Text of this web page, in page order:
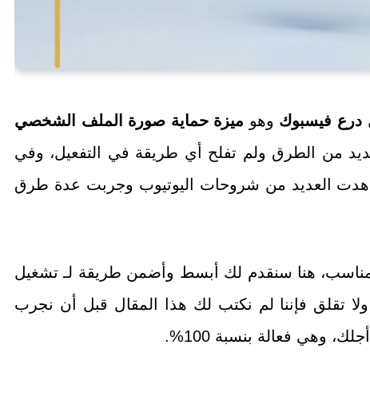
درع فيسبوك وهو ميزة حماية صورة الملف الشخصي
من الطرق ولم تفلح أي طريقة في التفعيل، وفي
العديد من شروحات اليوتيوب وجربت عدة طرق
هنا سنقدم لك أبسط وأضمن طريقة لـ تشغيل
تقلق فإننا لم نكتب لك هذا المقال قبل أن نجرب
وهي فعالة بنسبة 100%.